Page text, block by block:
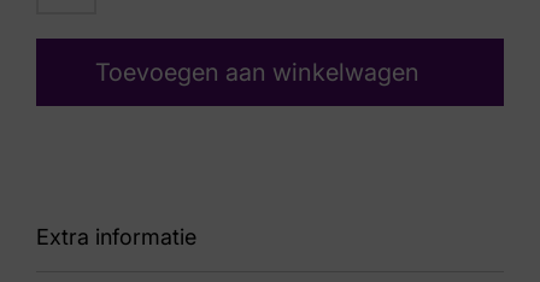
Toevoegen aan winkelwagen
Extra informatie